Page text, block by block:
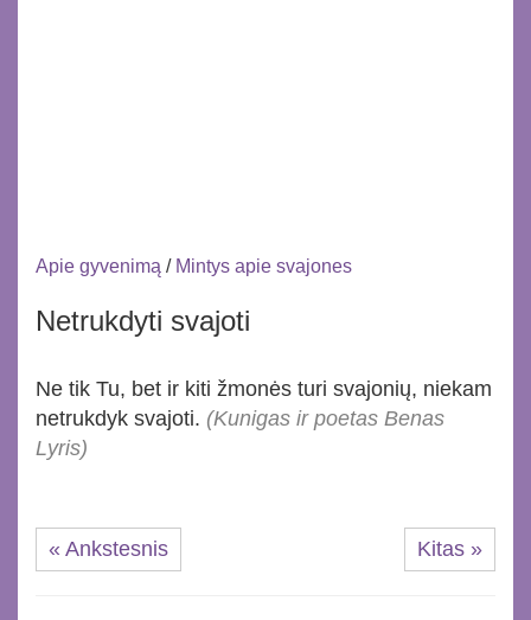
Apie gyvenimą / Mintys apie svajones
Netrukdyti svajoti
Ne tik Tu, bet ir kiti žmonės turi svajonių, niekam
netrukdyk svajoti. (Kunigas ir poetas Benas
Lyris)
« Ankstesnis Kitas »